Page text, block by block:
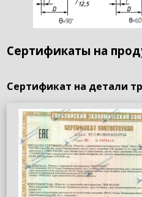
Сертификаты на
Сертификат на детали